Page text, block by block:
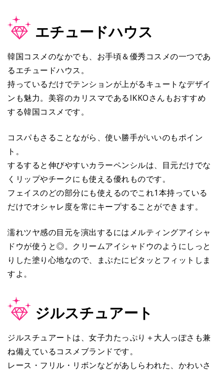
エチュードハウス
韓国コスメのなかでも、お手頃＆優秀コスメの一つであ
るエチュードハウス。
持っているだけでテンションが上がるキュートなデザイ
ンも魅力。美容のカリスマであるIKKOさんもおすすめ
する韓国コスメです。
コスパもさることながら、使い勝手がいいのもポイン
ト。
するすると伸びやすいカラーペンシルは、目元だけでな
くリップやチークにも使える優れものです。
フェイスのどの部分にも使えるのでこれ1本持っている
だけでオシャレ度を常にキープすることができます。
濡れツヤ感の目元を演出するにはメルティングアイシャ
ドウが使うと◎。クリームアイシャドウのようにしっと
りした塗り心地なので、まぶたにピタッとフィットしま
すよ。
ジルスチュアート
ジルスチュアートは、女子力たっぷり＋大人っぽさも兼
ね備えているコスメブランドです。
レース・フリル・リボンなどがあしらわれた、かわいさ